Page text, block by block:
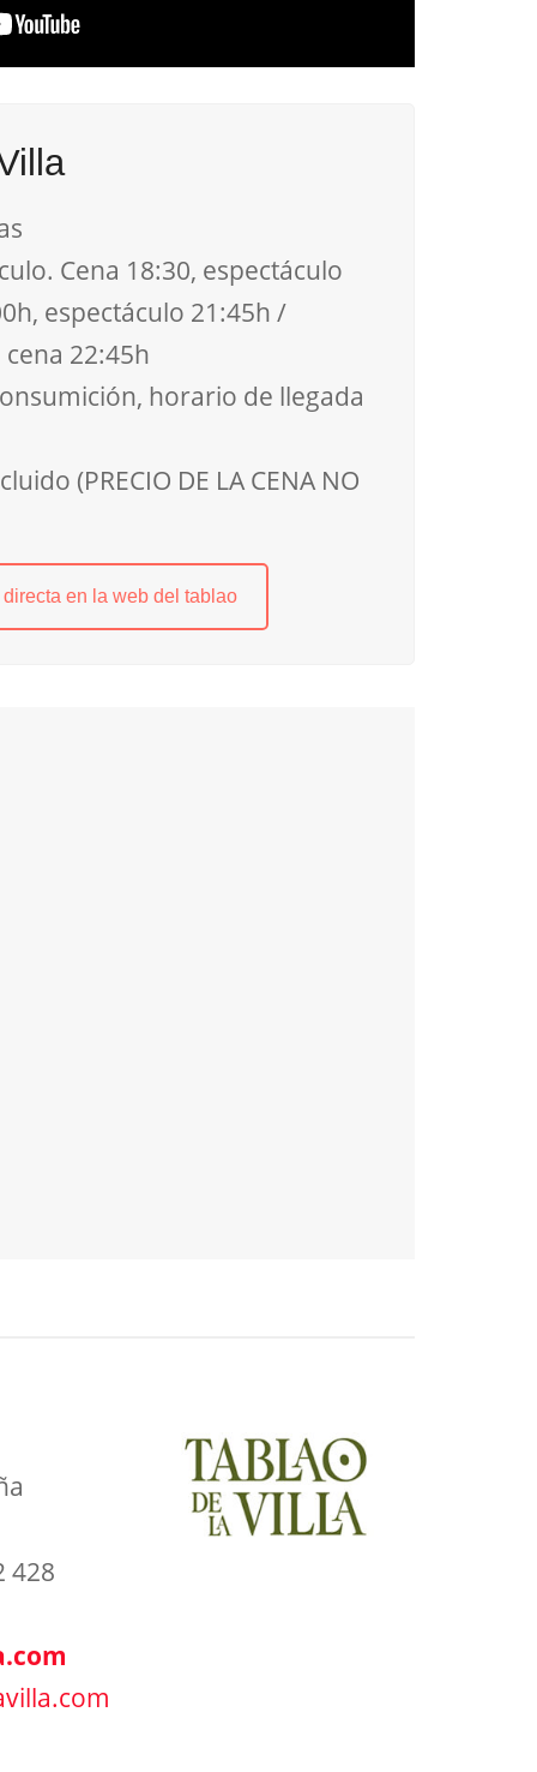
Cena 18:30, espectáculo
espectáculo 21:45h /
22:45h
horario de llegada
(PRECIO DE LA CENA NO
en la web del tablao
428